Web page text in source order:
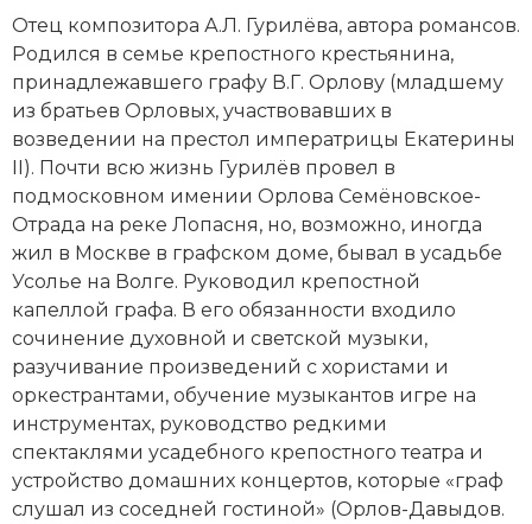
Государство и право
Европа
Империи
Историческая география и топонимика
История материальной и духовной культуры
История международных отношений
История, философия, теория и методология
исторического знания
Итория международных отношений
Латинская Америка
Отец композитора А.Л. Гурилёва, автора романсов.
Родился в семье крепостного крестьянина,
принадлежавшего графу В.Г. Орлову (младшему
из братьев Орловых, участвовавших в
возведении на престол императрицы Екатерины
II). Почти всю жизнь Гурилёв провел в
подмосковном имении Орлова Семёновское-
Отрада на реке Лопасня, но, возможно, иногда
жил в Москве в графском доме, бывал в усадьбе
Усолье на Волге. Руководил крепостной
капеллой графа. В его обязанности входило
сочинение духовной и светской музыки,
разучивание произведений с хористами и
оркестрантами, обучение музыкантов игре на
инструментах, руководство редкими
спектаклями усадебного крепостного театра и
устройство домашних концертов, которые «граф
слушал из соседней гостиной» (Орлов-Давыдов.